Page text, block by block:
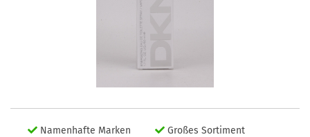
Namenhafte Marken
Großes Sortiment